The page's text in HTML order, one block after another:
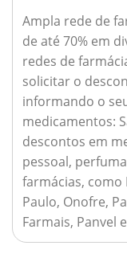
Ampla rede de
de até 70% em
redes de
solicitar o
informando o
medicamentos:
descontos em
pessoal,
farmácias, como
Paulo, Onofre,
Farmais, Panvel